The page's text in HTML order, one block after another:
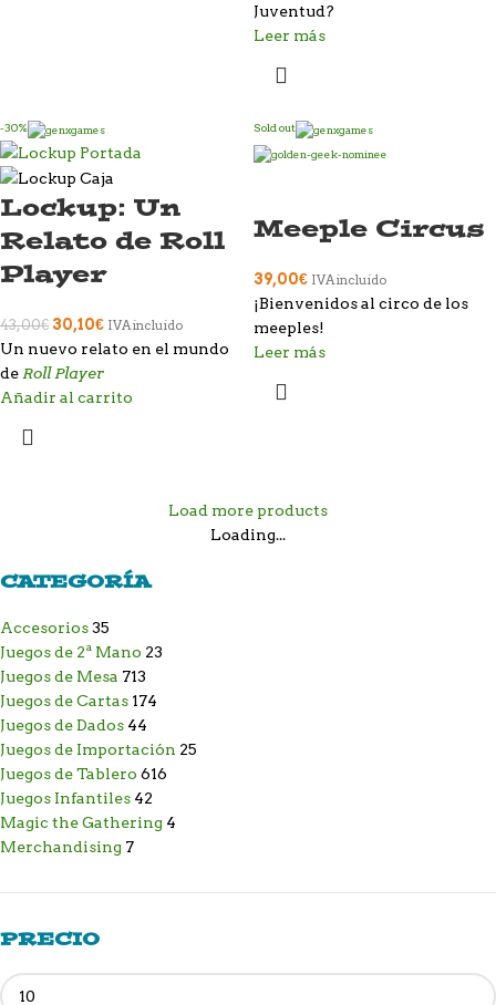
CATEGORÍA
Accesorios35
Juegos de 2ª Mano 23
Juegos de Mesa 713
Juegos de Cartas 174
Juegos de Dados 44
Juegos de Importación 25
Juegos de Tablero 616
Juegos Infantiles 42
Magic the Gathering 4
Merchandising 7
PRECIO
Juventud?
Leer más
-30%
Lockup: Un
Relato de Roll
Player​
43,00€ 30,10€ IVA incluido
Un nuevo relato en el mundo
deRoll Player
Añadir al carrito
Sold out
Meeple Circus
39,00€ IVA incluido
¡Bienvenidos al circo de los
meeples!
Leer más
Load more products
Loading...